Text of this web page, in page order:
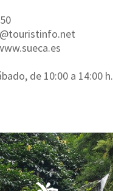
de 10:00 a 14:00 h.